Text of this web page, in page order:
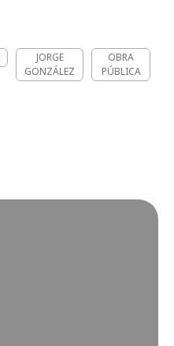
JORGE
GONZÁLEZ
OBRA
PÚBLICA